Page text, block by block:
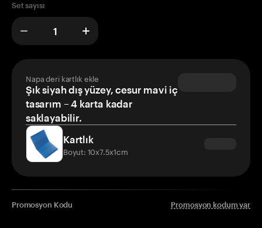
Set sayısı
Napa deri kartlık ekle
Şık siyah dış yüzey, cesur mavi iç
tasarım – 4 karta kadar
saklayabilir.
Kartlık
Boyut: 10x7.5x1cm
Promosyon Kodu Promosyon kodum var